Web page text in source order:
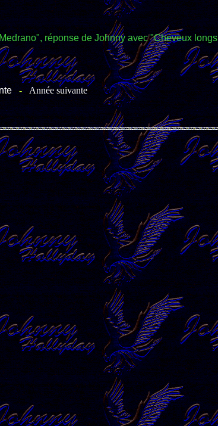
réponse de Johnny avec "Cheveux
-Année suivante